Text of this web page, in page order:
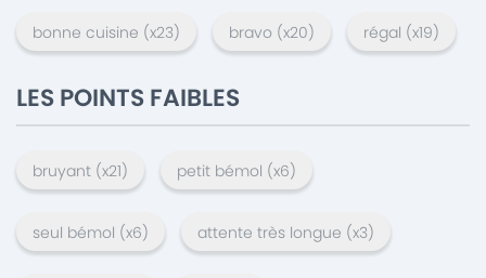
bonne cuisine (x23) bravo (x20) régal (x19)
LES POINTS FAIBLES
bruyant (x21) petit bémol (x6)
seul bémol (x6) attente très longue (x3)